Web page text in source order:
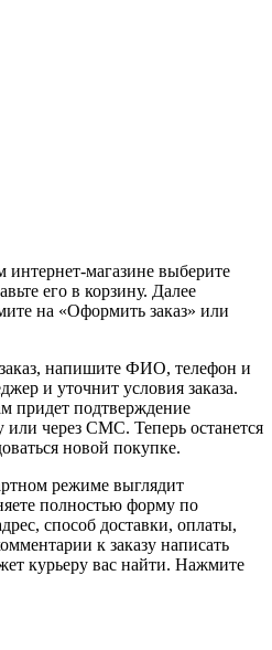
магазине выберите
его в корзину. Далее
на «Оформить заказ» или
напишите ФИО, телефон и
и уточнит условия заказа.
придет подтверждение
или через СМС. Теперь останется
новой покупке.
режиме выглядит
полностью форму по
способ доставки, оплаты,
к заказу написать
курьеру вас найти. Нажмите